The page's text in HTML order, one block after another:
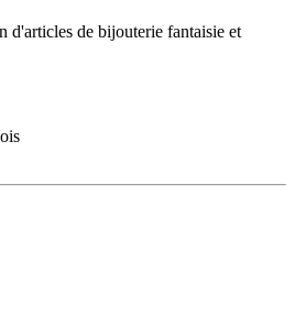
d'articles de bijouterie fantaisie et